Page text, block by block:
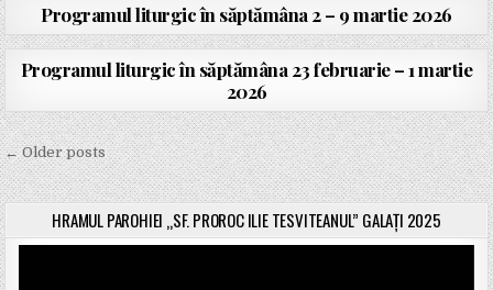
Programul liturgic în săptămâna 2 – 9 martie 2026
Programul liturgic în săptămâna 23 februarie – 1 martie
2026
N
a
v
← Older posts
HRAMUL PAROHIEI „SF. PROROC ILIE TESVITEANUL” GALAȚI 2025